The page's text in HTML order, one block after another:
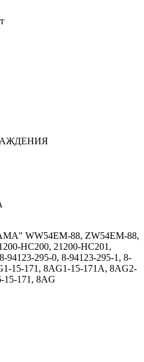
WW54EM-88, ZW54EM-88,
HC200, 21200-HC201,
94123-295-0, 8-94123-295-1, 8-
15-171, 8AG1-15-171A, 8AG2-
15-171, 8AG